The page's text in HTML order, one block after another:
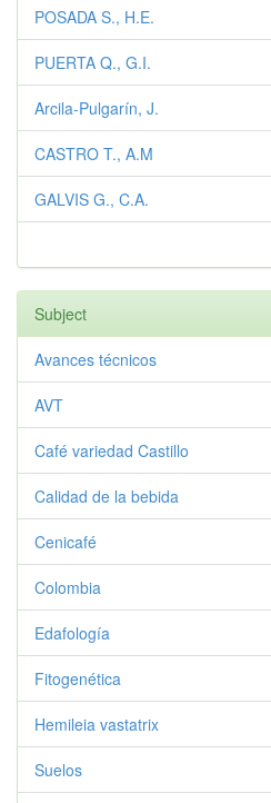
POSADA S., H.E.
PUERTA Q., G.I.
Arcila-Pulgarín, J.
CASTRO T., A.M
GALVIS G., C.A.
Subject
Avances técnicos
AVT
Café variedad Castillo
Calidad de la bebida
Cenicafé
Colombia
Edafología
Fitogenética
Hemileia vastatrix
Suelos